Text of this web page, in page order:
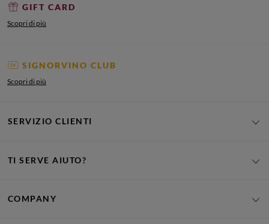
GIFT CARD
Scopri di più
SIGNORVINO CLUB
Scopri di più
SERVIZIO CLIENTI
TI SERVE AIUTO?
COMPANY